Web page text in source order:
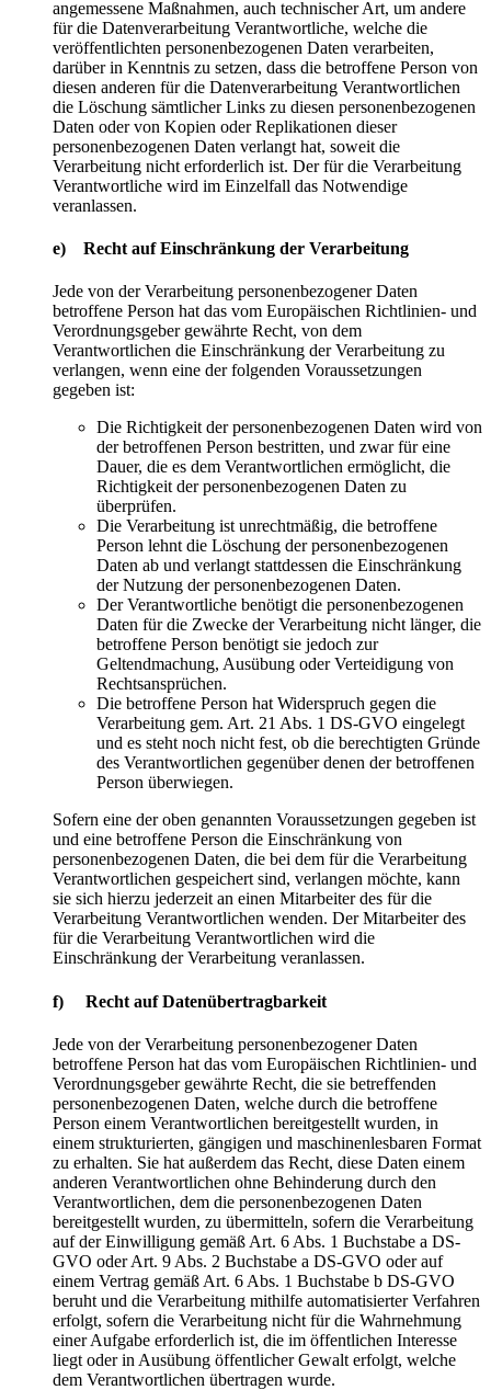
angemessene Maßnahmen, auch technischer Art, um andere
für die Datenverarbeitung Verantwortliche, welche die
veröffentlichten personenbezogenen Daten verarbeiten,
darüber in Kenntnis zu setzen, dass die betroffene Person von
diesen anderen für die Datenverarbeitung Verantwortlichen
die Löschung sämtlicher Links zu diesen personenbezogenen
Daten oder von Kopien oder Replikationen dieser
personenbezogenen Daten verlangt hat, soweit die
Verarbeitung nicht erforderlich ist. Der für die Verarbeitung
Verantwortliche wird im Einzelfall das Notwendige
veranlassen.
e) Recht auf Einschränkung der Verarbeitung
Jede von der Verarbeitung personenbezogener Daten
betroffene Person hat das vom Europäischen Richtlinien- und
Verordnungsgeber gewährte Recht, von dem
Verantwortlichen die Einschränkung der Verarbeitung zu
verlangen, wenn eine der folgenden Voraussetzungen
gegeben ist:
Die Richtigkeit der personenbezogenen Daten wird von
der betroffenen Person bestritten, und zwar für eine
Dauer, die es dem Verantwortlichen ermöglicht, die
Richtigkeit der personenbezogenen Daten zu
überprüfen.
Die Verarbeitung ist unrechtmäßig, die betroffene
Person lehnt die Löschung der personenbezogenen
Daten ab und verlangt stattdessen die Einschränkung
der Nutzung der personenbezogenen Daten.
Der Verantwortliche benötigt die personenbezogenen
Daten für die Zwecke der Verarbeitung nicht länger, die
betroffene Person benötigt sie jedoch zur
Geltendmachung, Ausübung oder Verteidigung von
Rechtsansprüchen.
Die betroffene Person hat Widerspruch gegen die
Verarbeitung gem. Art. 21 Abs. 1 DS-GVO eingelegt
und es steht noch nicht fest, ob die berechtigten Gründe
des Verantwortlichen gegenüber denen der betroffenen
Person überwiegen.
Sofern eine der oben genannten Voraussetzungen gegeben ist
und eine betroffene Person die Einschränkung von
personenbezogenen Daten, die bei dem für die Verarbeitung
Verantwortlichen gespeichert sind, verlangen möchte, kann
sie sich hierzu jederzeit an einen Mitarbeiter des für die
Verarbeitung Verantwortlichen wenden. Der Mitarbeiter des
für die Verarbeitung Verantwortlichen wird die
Einschränkung der Verarbeitung veranlassen.
f) Recht auf Datenübertragbarkeit
Jede von der Verarbeitung personenbezogener Daten
betroffene Person hat das vom Europäischen Richtlinien- und
Verordnungsgeber gewährte Recht, die sie betreffenden
personenbezogenen Daten, welche durch die betroffene
Person einem Verantwortlichen bereitgestellt wurden, in
einem strukturierten, gängigen und maschinenlesbaren Format
zu erhalten. Sie hat außerdem das Recht, diese Daten einem
anderen Verantwortlichen ohne Behinderung durch den
Verantwortlichen, dem die personenbezogenen Daten
bereitgestellt wurden, zu übermitteln, sofern die Verarbeitung
auf der Einwilligung gemäß Art. 6 Abs. 1 Buchstabe a DS-
GVO oder Art. 9 Abs. 2 Buchstabe a DS-GVO oder auf
einem Vertrag gemäß Art. 6 Abs. 1 Buchstabe b DS-GVO
beruht und die Verarbeitung mithilfe automatisierter Verfahren
erfolgt, sofern die Verarbeitung nicht für die Wahrnehmung
einer Aufgabe erforderlich ist, die im öffentlichen Interesse
liegt oder in Ausübung öffentlicher Gewalt erfolgt, welche
dem Verantwortlichen übertragen wurde.